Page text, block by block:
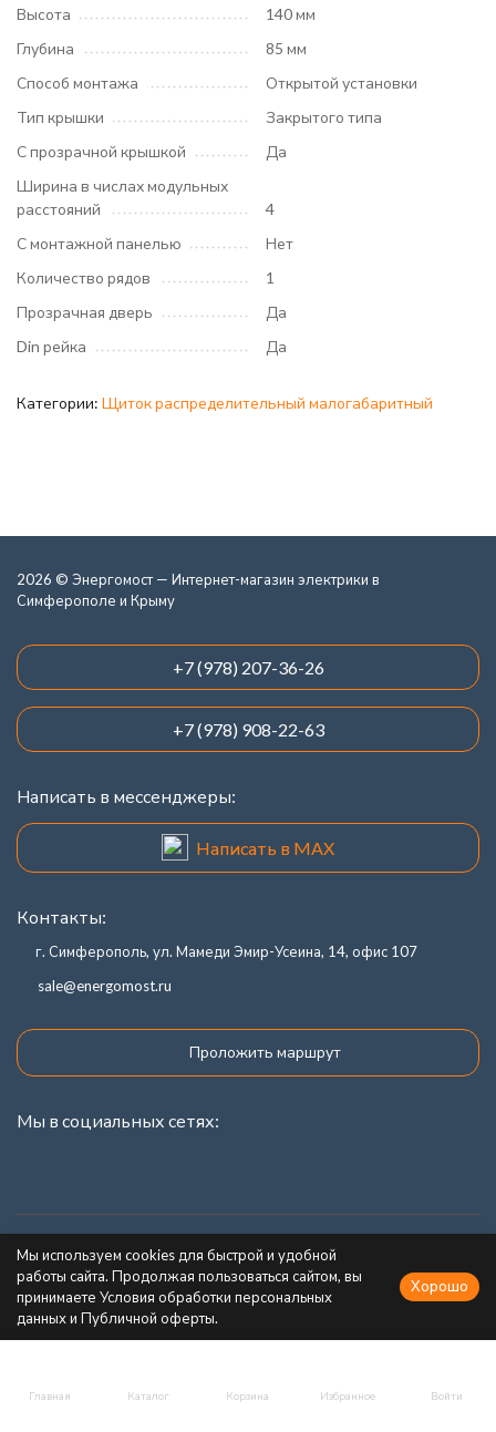
Высота
140 мм
Глубина
85 мм
Способ монтажа
Открытой установки
Тип крышки
Закрытого типа
С прозрачной крышкой
Да
Ширина в числах модульных
расстояний
4
С монтажной панелью
Нет
Количество рядов
1
Прозрачная дверь
Да
Din рейка
Да
Категории: Щиток распределительный малогабаритный
Главная Каталог Корзина Избранное Войти
2026 © Энергомост — Интернет-магазин электрики в
Симферополе и Крыму
+7 (978) 207-36-26
+7 (978) 908-22-63
Написать в мессенджеры:
Написать в MAX
Контакты:
г. Симферополь, ул. Мамеди Эмир-Усеина, 14, офис 107
sale@energomost.ru
Проложить маршрут
Мы в социальных сетях:
Каталог товаров
Информация
Мы используем cookies для быстрой и удобной
работы сайта. Продолжая пользоваться сайтом, вы
принимаете Условия обработки персональных
данных и Публичной оферты.
Хорошо